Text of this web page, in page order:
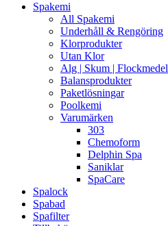
Spakemi
All Spakemi
Underhåll & Rengöring
Klorprodukter
Utan Klor
Alg | Skum | Flockmedel
Balansprodukter
Paketlösningar
Poolkemi
Varumärken
303
Chemoform
Delphin Spa
Saniklar
SpaCare
Spalock
Spabad
Spafilter